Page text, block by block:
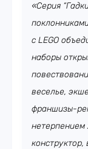
«Серия
с LEGO
наборы
веселье,
франшизы-